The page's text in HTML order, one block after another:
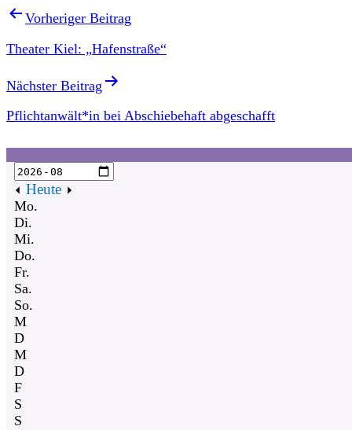
Vorheriger Beitrag
Theater Kiel: „Hafenstraße“
Nächster Beitrag
Pflichtanwält*in bei Abschiebehaft abgeschafft
Heute
Mo.
Di.
Mi.
Do.
Fr.
Sa.
So.
M
D
M
D
F
S
S